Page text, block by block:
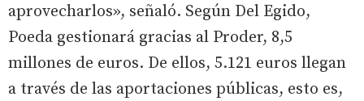
aprovecharlos», señaló. Según Del Egido,
Poeda gestionará gracias al Proder, 8,5
millones de euros. De ellos, 5.121 euros llegan
a través de las aportaciones públicas, esto es,